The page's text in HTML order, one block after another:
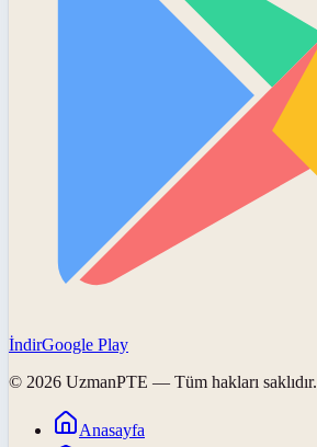
İndirGoogle Play
© 2026 UzmanPTE — Tüm hakları saklıdır.
Anasayfa